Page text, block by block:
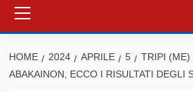
principale
HOME 2024 APRILE 5
TRIPI (ME)
ABAKAINON, ECCO I RISULTATI DEGLI